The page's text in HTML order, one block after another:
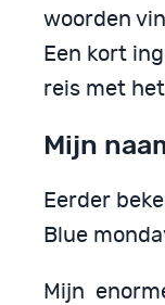
woorden
Een kort
reis met
Mijn
Eerder
Blue
Mijn